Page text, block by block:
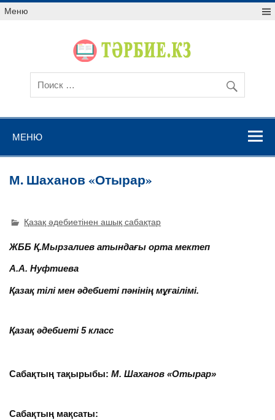
Меню
МЕНЮ
М. Шаханов «Отырар»
Қазақ әдебиетінен ашық сабақтар
ЖББ Қ.Мырзалиев атындағы орта мектеп
А.А. Нуфтиева
Қазақ тілі мен әдебиеті пәнінің мұғаілімі.
Қазақ әдебиеті 5 класс
Сабақтың тақырыбы: М. Шаханов «Отырар»
Сабақтың мақсаты: